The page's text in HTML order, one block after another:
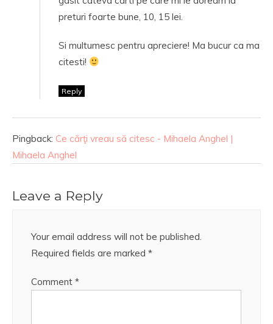
preturi foarte bune, 10, 15 lei.
Si multumesc pentru apreciere! Ma bucur ca ma
citesti!
Reply
Pingback: Ce cărţi vreau să citesc - Mihaela Anghel |
Mihaela Anghel
Leave a Reply
Your email address will not be published.
Required fields are marked *
Comment *